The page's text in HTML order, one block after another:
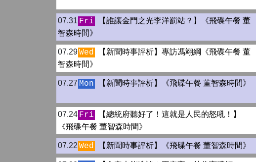
07.31 Fri
【誰讓金門之光李洋罰站？】《飛碟午餐 董
智森時間》
07.29Wed
【新聞時事評析】專訪馮翊綱《飛碟午餐 董
智森時間》
07.27 Mon 【新聞時事評析】《飛碟午餐 董智森時間》
07.24 Fri
【總統府聽好了！這就是人民的怒吼！】
《飛碟午餐 董智森時間》
07.22 Wed 【新聞時事評析】《飛碟午餐 董智森時間》